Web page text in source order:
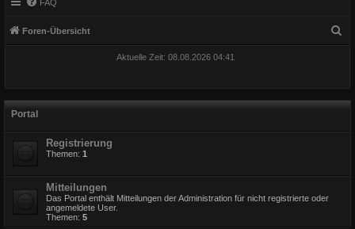
FAQ
Foren-Übersicht
Aktuelle Zeit: 08.08.2026 04:41
Portal
Registrierung
Themen: 1
Mitteilungen
Das Portal enthält Mitteilungen der Administration für nicht registrierte oder
angemeldete User.
Themen: 5